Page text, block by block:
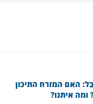
האם המזרח התיכון
ומה איתנו?